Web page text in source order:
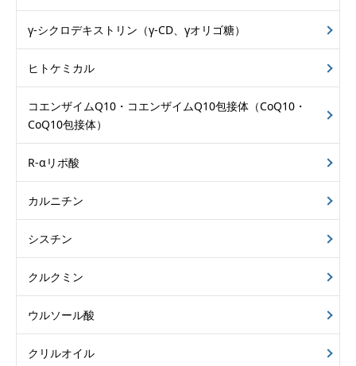
γ-シクロデキストリン （γ-CD、γオリゴ糖）
ヒトケミカル
コエンザイムQ10・ コエンザイムQ10包接体 （CoQ10・
CoQ10包接体）
R-αリポ酸
カルニチン
シスチン
クルクミン
ウルソール酸
クリルオイル